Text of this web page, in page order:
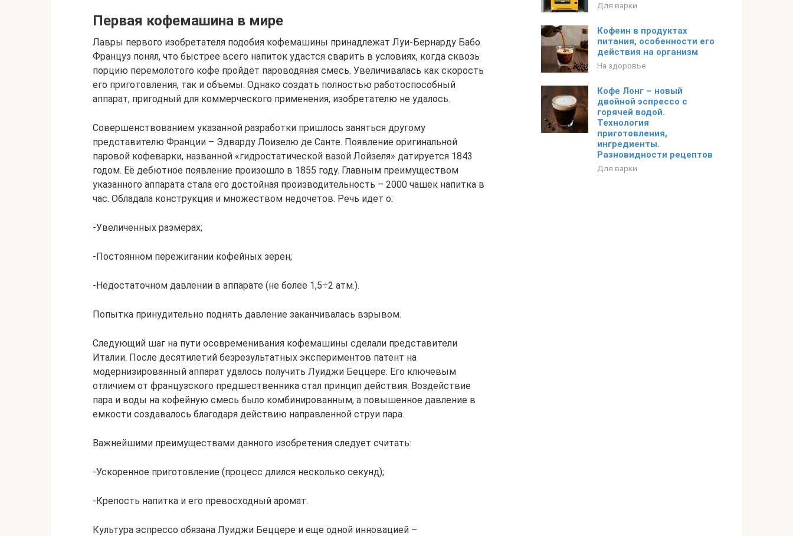
Первая кофемашина в мире
Лавры первого изобретателя подобия кофемашины принадлежат Луи-Бернарду Бабо.
Француз понял, что быстрее всего напиток удастся сварить в условиях, когда сквозь
порцию перемолотого кофе пройдет пароводяная смесь. Увеличивалась как скорость
его приготовления, так и объемы. Однако создать полностью работоспособный
аппарат, пригодный для коммерческого применения, изобретателю не удалось.
Совершенствованием указанной разработки пришлось заняться другому
представителю Франции – Эдварду Лоизелю де Санте. Появление оригинальной
паровой кофеварки, названной «гидростатической вазой Лойзеля» датируется 1843
годом. Её дебютное появление произошло в 1855 году. Главным преимуществом
указанного аппарата стала его достойная производительность – 2000 чашек напитка в
час. Обладала конструкция и множеством недочетов. Речь идет о:
-Увеличенных размерах;
-Постоянном пережигании кофейных зерен;
-Недостаточном давлении в аппарате (не более 1,5÷2 атм.).
Попытка принудительно поднять давление заканчивалась взрывом.
Следующий шаг на пути осовременивания кофемашины сделали представители
Италии. После десятилетий безрезультатных экспериментов патент на
модернизированный аппарат удалось получить Луиджи Беццере. Его ключевым
отличием от французского предшественника стал принцип действия. Воздействие
пара и воды на кофейную смесь было комбинированным, а повышенное давление в
емкости создавалось благодаря действию направленной струи пара.
Важнейшими преимуществами данного изобретения следует считать:
-Ускоренное приготовление (процесс длился несколько секунд);
-Крепость напитка и его превосходный аромат.
Культура эспрессо обязана Луиджи Беццере и еще одной инновацией –
Для варки
Кофеин в продуктах
питания, особенности его
действия на организм
На здоровье
Кофе Лонг – новый
двойной эспрессо с
горячей водой.
Технология
приготовления,
ингредиенты.
Разновидности рецептов
Для варки